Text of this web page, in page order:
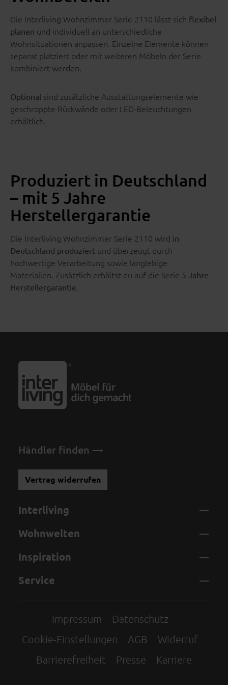
Die Interliving Wohnzimmer Serie 2110 lässt sich flexibel
planen und individuell an unterschiedliche
Wohnsituationen anpassen. Einzelne Elemente können
separat platziert oder mit weiteren Möbeln der Serie
kombiniert werden.
Optional sind zusätzliche Ausstattungselemente wie
geschroppte Rückwände oder LED-Beleuchtungen
erhältlich.
Produziert in Deutschland
– mit 5 Jahre
Herstellergarantie
Die Interliving Wohnzimmer Serie 2110 wird in
Deutschland produziert und überzeugt durch
hochwertige Verarbeitung sowie langlebige
Materialien. Zusätzlich erhältst du auf die Serie 5 Jahre
Herstellergarantie.
Händler finden
Vertrag widerrufen
Interliving
Wohnwelten
Inspiration
Service
Impressum
Datenschutz
Cookie-Einstellungen
AGB
Widerruf
Barrierefreiheit
Presse Karriere